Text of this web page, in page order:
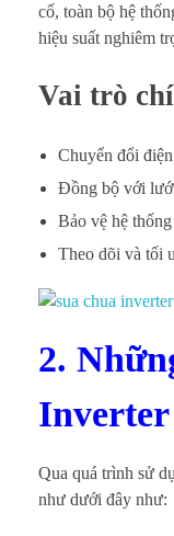
cố, toàn bộ hệ
hiệu suất nghiêm
Vai trò
Chuyển đổi
Đồng bộ với
Bảo vệ hệ
Theo dõi và tối
2.
Qua quá trình sử
như dưới đây như: